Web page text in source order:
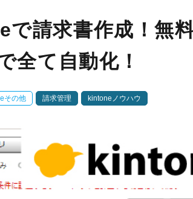
請求書作成！無
全て自動化！
その他 請求管理 kintoneノウハウ